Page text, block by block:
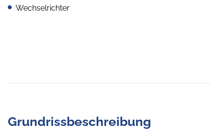
Wechselrichter
Grundrissbeschreibung